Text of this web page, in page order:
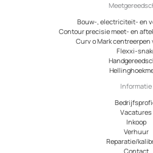
Bouw-, electriciteit- en
Contour precisie meet- en
Curv o Mark centreerpen
Flexxi-
Informatie
Vacatures
Inkoop
Verhuur
Reparatie/
Contact